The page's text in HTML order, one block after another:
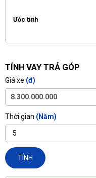
Ước tính
TÍNH VAY TRẢ GÓP
Giá xe (đ)
Thời gian (Năm)
TÍNH